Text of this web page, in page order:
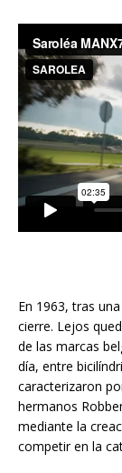
En 1963, tras
cierre. Lejos
de las marcas
día, entre
caracterizaron
hermanos
mediante la
competir en la